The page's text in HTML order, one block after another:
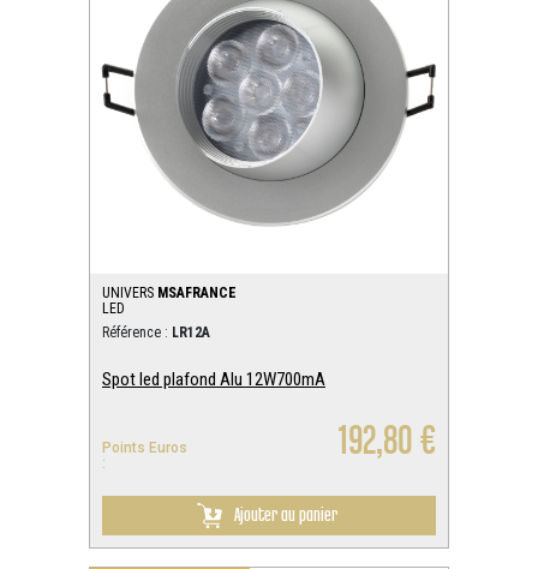
UNIVERS MSAFRANCE
LED
Référence : LR12A
Spot led plafond Alu 12W700mA
Points Euros
:
192,80 €
Ajouter au panier